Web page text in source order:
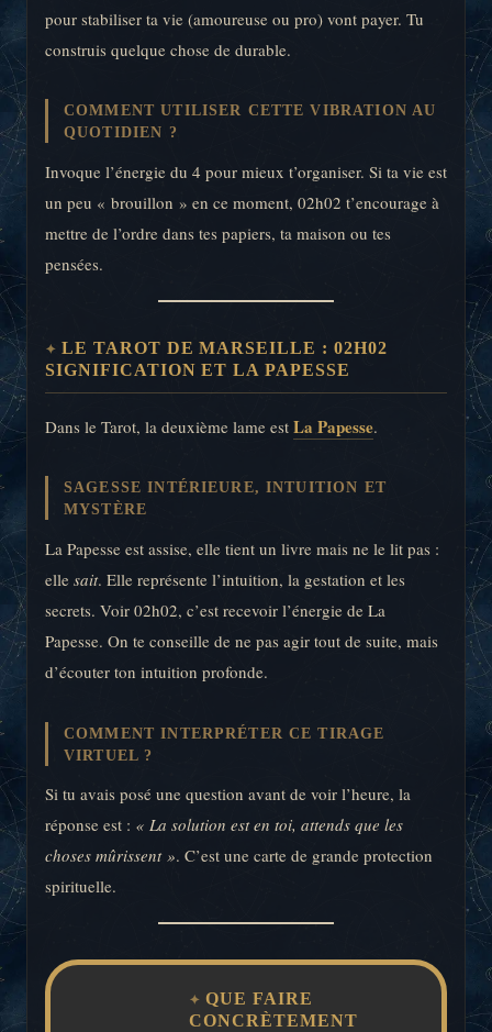
pour stabiliser ta vie (amoureuse ou pro) vont payer. Tu
construis quelque chose de durable.
COMMENT UTILISER CETTE VIBRATION AU
QUOTIDIEN ?
Invoque l’énergie du 4 pour mieux t’organiser. Si ta vie est
un peu « brouillon » en ce moment, 02h02 t’encourage à
mettre de l’ordre dans tes papiers, ta maison ou tes
pensées.
LE TAROT DE MARSEILLE : 02H02
SIGNIFICATION ET LA PAPESSE
Dans le Tarot, la deuxième lame est La Papesse.
SAGESSE INTÉRIEURE, INTUITION ET
MYSTÈRE
La Papesse est assise, elle tient un livre mais ne le lit pas :
elle sait. Elle représente l’intuition, la gestation et les
secrets. Voir 02h02, c’est recevoir l’énergie de La
Papesse. On te conseille de ne pas agir tout de suite, mais
d’écouter ton intuition profonde.
COMMENT INTERPRÉTER CE TIRAGE
VIRTUEL ?
Si tu avais posé une question avant de voir l’heure, la
réponse est : « La solution est en toi, attends que les
choses mûrissent ». C’est une carte de grande protection
spirituelle.
QUE FAIRE
CONCRÈTEMENT